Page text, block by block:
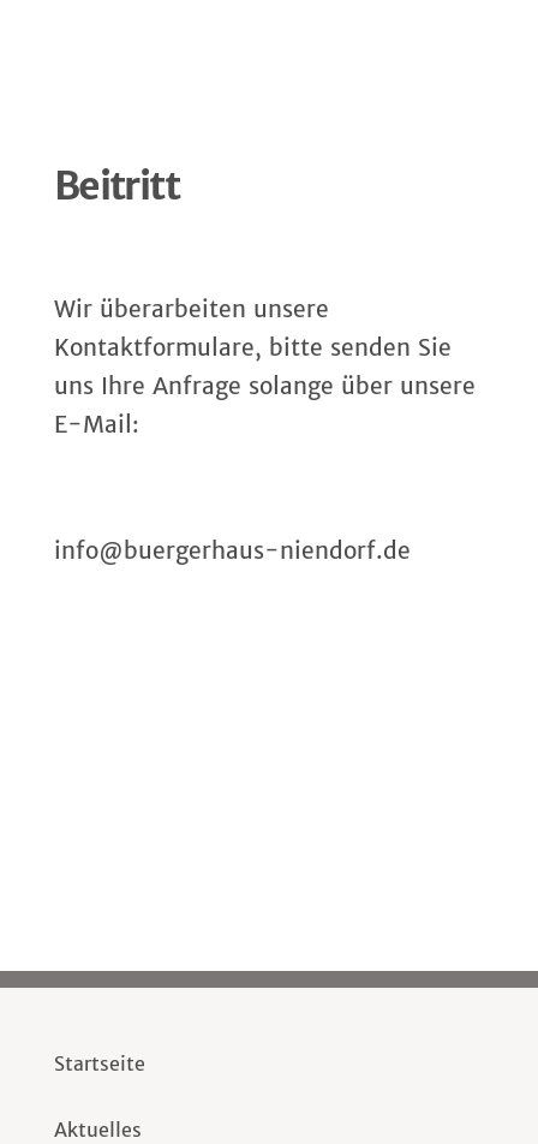
Beitritt
Wir überarbeiten unsere
Kontaktformulare, bitte senden Sie
uns Ihre Anfrage solange über unsere
E-Mail:
info@buergerhaus-niendorf.de
Startseite
Aktuelles